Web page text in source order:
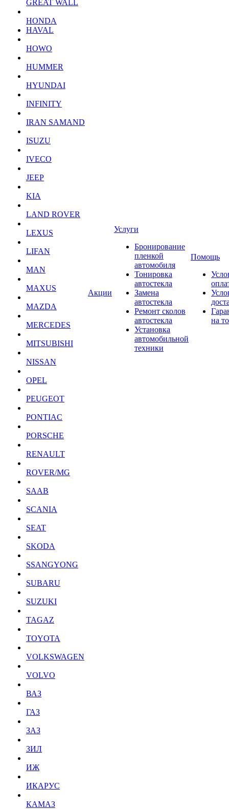
GREAT WALL
HONDA
HAVAL
HOWO
HUMMER
HYUNDAI
INFINITY
IRAN SAMAND
ISUZU
IVECO
JEEP
KIA
LAND ROVER
LEXUS
LIFAN
MAN
MAXUS
MAZDA
MERCEDES
MITSUBISHI
NISSAN
OPEL
PEUGEOT
PONTIAC
PORSCHE
RENAULT
ROVER/MG
SAAB
SCANIA
SEAT
SKODA
SSANGYONG
SUBARU
SUZUKI
TAGAZ
TOYOTA
VOLKSWAGEN
VOLVO
ВАЗ
ГАЗ
ЗАЗ
ЗИЛ
ИЖ
ИКАРУС
КАМАЗ
Акции
Услуги
Бронирование
пленкой
автомобиля
Тонировка
автостекла
Замена
автостекла
Ремонт сколов
автостекла
Установка
автомобильной
техники
Помощь
на